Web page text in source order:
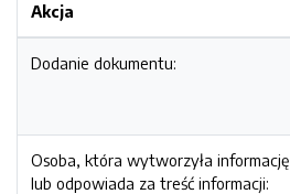
Akcja
Dodanie dokumentu:
Osoba, która wytworzyła informację
lub odpowiada za treść informacji: